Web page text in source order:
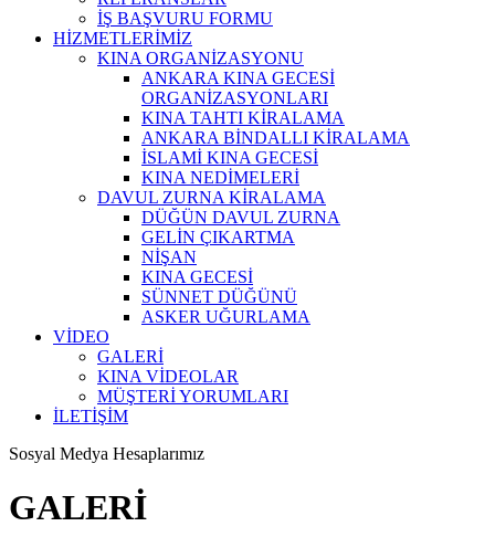
İŞ BAŞVURU FORMU
HİZMETLERİMİZ
KINA ORGANİZASYONU
ANKARA KINA GECESİ
ORGANİZASYONLARI
KINA TAHTI KİRALAMA
ANKARA BİNDALLI KİRALAMA
İSLAMİ KINA GECESİ
KINA NEDİMELERİ
DAVUL ZURNA KİRALAMA
DÜĞÜN DAVUL ZURNA
GELİN ÇIKARTMA
NİŞAN
KINA GECESİ
SÜNNET DÜĞÜNÜ
ASKER UĞURLAMA
VİDEO
GALERİ
KINA VİDEOLAR
MÜŞTERİ YORUMLARI
İLETİŞİM
Sosyal Medya Hesaplarımız
GALERİ